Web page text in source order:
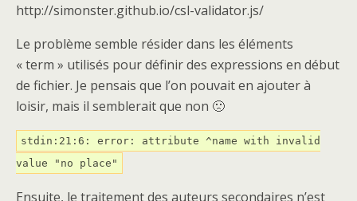
http://simonster.github.io/csl-validator.js/
Le problème semble résider dans les éléments
« term » utilisés pour définir des expressions en début
de fichier. Je pensais que l’on pouvait en ajouter à
loisir, mais il semblerait que non 🙁
stdin:21:6: error: attribute ^name with invalid
value "no place"
Ensuite, le traitement des auteurs secondaires n’est